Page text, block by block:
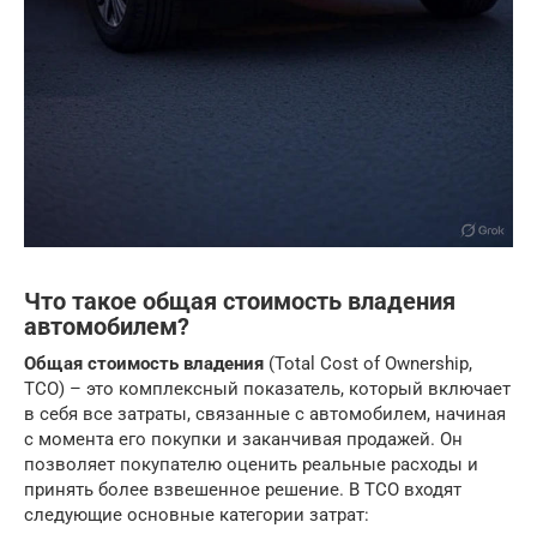
Что такое общая стоимость владения
автомобилем?
Общая стоимость владения (Total Cost of Ownership,
TCO) – это комплексный показатель, который включает
в себя все затраты, связанные с автомобилем, начиная
с момента его покупки и заканчивая продажей. Он
позволяет покупателю оценить реальные расходы и
принять более взвешенное решение. В TCO входят
следующие основные категории затрат: